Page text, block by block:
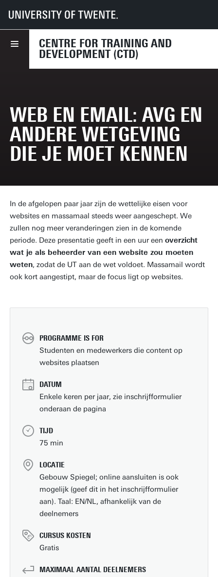
CENTRE FOR TRAINING AND
DEVELOPMENT (CTD)
UT Diensten HR CTD
Course finder
Web en email: AVG en andere wetgeving die je moet kennen
WEB EN EMAIL: AVG EN
ANDERE WETGEVING
DIE JE MOET KENNEN
In de afgelopen paar jaar zijn de wettelijke eisen voor
websites en massamaal steeds weer aangeschept. We
zullen nog meer veranderingen zien in de komende
periode. Deze presentatie geeft in een uur een overzicht
wat je als beheerder van een website zou moeten
weten, zodat de UT aan de wet voldoet. Massamail wordt
ook kort aangestipt, maar de focus ligt op websites.
PROGRAMME IS FOR
Studenten en medewerkers die content op
websites plaatsen
DATUM
Enkele keren per jaar, zie inschrijfformulier
onderaan de pagina
TIJD
75 min
LOCATIE
Gebouw Spiegel; online aansluiten is ook
mogelijk (geef dit in het inschrijfformulier
aan). Taal: EN/NL, afhankelijk van de
deelnemers
CURSUS KOSTEN
Gratis
MAXIMAAL AANTAL DEELNEMERS